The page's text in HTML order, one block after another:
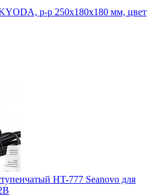
р-р 250х180х180 мм, цвет
HT-777 Seanovo для